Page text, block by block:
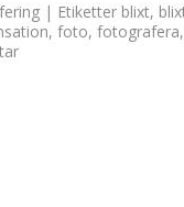
| Etiketter blixt,
, foto, fotografera,